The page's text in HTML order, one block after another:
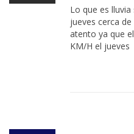
Lo que es
jueves cerca
atento ya que
KM/H el jueves